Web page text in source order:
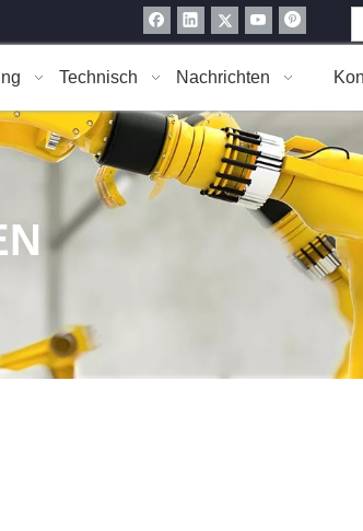
Technisch Nachrichten